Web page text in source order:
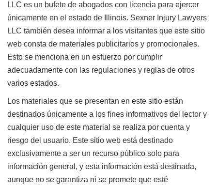
LLC es un bufete de abogados con licencia para ejercer
únicamente en el estado de Illinois. Sexner Injury Lawyers
LLC también desea informar a los visitantes que este sitio
web consta de materiales publicitarios y promocionales.
Esto se menciona en un esfuerzo por cumplir
adecuadamente con las regulaciones y reglas de otros
varios estados.
Los materiales que se presentan en este sitio están
destinados únicamente a los fines informativos del lector y
cualquier uso de este material se realiza por cuenta y
riesgo del usuario. Este sitio web está destinado
exclusivamente a ser un recurso público solo para
información general, y esta información está destinada,
aunque no se garantiza ni se promete que esté